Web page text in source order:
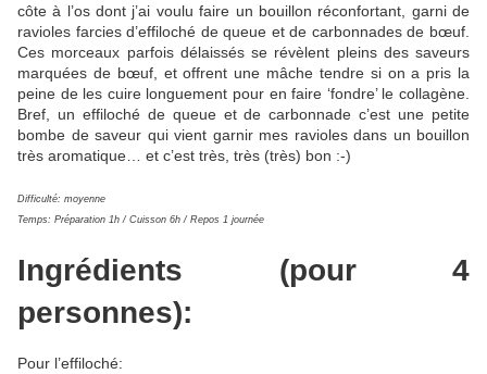
côte à l’os dont j’ai voulu faire un bouillon réconfortant, garni de
ravioles farcies d’effiloché de queue et de carbonnades de bœuf.
Ces morceaux parfois délaissés se révèlent pleins des saveurs
marquées de bœuf, et offrent une mâche tendre si on a pris la
peine de les cuire longuement pour en faire ‘fondre’ le collagène.
Bref, un effiloché de queue et de carbonnade c’est une petite
bombe de saveur qui vient garnir mes ravioles dans un bouillon
très aromatique… et c’est très, très (très) bon :-)
Difficulté: moyenne
Temps: Préparation 1h / Cuisson 6h / Repos 1 journée
Ingrédients (pour 4
personnes):
Pour l’effiloché: